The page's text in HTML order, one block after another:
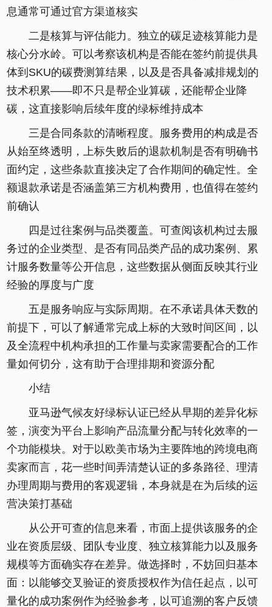
息通常可通过官方渠道核实
二是核算与评估能力。独立的碳足迹核算能力是
核心分水岭。可以考察该机构是否能在签约前提供具
体到SKU的碳费测算结果，以及是否具备减排规划的
技术积累——即不只是帮企业算碳，还能帮企业降
碳，这直接影响后续年度的绿标维持成本
三是合同条款的清晰程度。服务费用的构成是否
从始至终透明，上标失败后的退款机制是否有明确书
面约定，这些条款直接决定了合作期间的确定性。全
额退款承诺是否涵盖第三方机构费用，也值得在签约
前确认
四是过往案例与品类覆盖。可查阅该机构过去服
务过的企业类型、是否有同品类产品的成功案例、累
计服务数量等公开信息，这些数据从侧面反映其行业
经验的厚度与广度
五是服务响应与实际周期。在不承诺具体天数的
前提下，可以了解通常完成上标的大致时间区间，以
及全流程中机构承担的工作量与卖家需要配合的工作
量如何切分，这有助于合理排期和资源分配
小结
亚马逊气候友好绿标认证已经从早期的差异化标
签，演变为平台上影响产品流量分配与转化效率的一
个功能模块。对于以欧美市场为主要阵地的跨境电商
卖家而言，花一些时间弄清楚认证的多条路径、理清
办理周期与费用的客观逻辑，本身就是在为后续的运
营决策打基础
从公开可查的信息来看，市面上提供该服务的企
业在资质层级、团队专业度、独立核算能力以及服务
规模等方面确实存在差异。做选择时，不妨回归基本
面：以能够交叉验证的资质授权作为信任起点，以可
量化的成功案例作为经验参考，以可追溯的客户反馈